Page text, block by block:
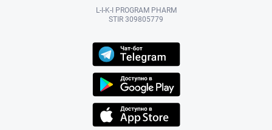
L-I-K-I PROGRAM PHARM
STIR 309805779